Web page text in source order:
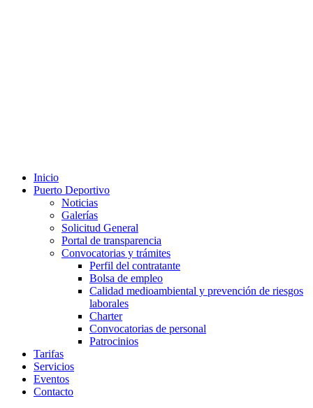
Inicio
Puerto Deportivo
Noticias
Galerías
Solicitud General
Portal de transparencia
Convocatorias y trámites
Perfil del contratante
Bolsa de empleo
Calidad medioambiental y prevención de riesgos
laborales
Charter
Convocatorias de personal
Patrocinios
Tarifas
Servicios
Eventos
Contacto